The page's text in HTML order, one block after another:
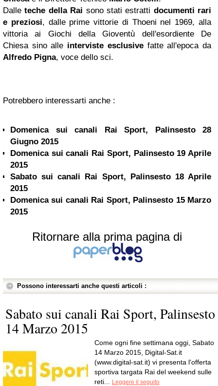
Dalleteche della Rai sono stati estratti documenti rari
e preziosi, dalle prime vittorie di Thoeni nel 1969, alla
vittoria ai Giochi della Gioventù dell'esordiente De
Chiesa sino alle interviste esclusivefatte all'epoca da
Alfredo Pigna, voce dello sci.
Potrebbero interessarti anche :
Domenica sui canali Rai Sport, Palinsesto 28
Giugno 2015
Domenica sui canali Rai Sport, Palinsesto 19 Aprile
2015
Sabato sui canali Rai Sport, Palinsesto 18 Aprile
2015
Domenica sui canali Rai Sport, Palinsesto 15 Marzo
2015
Ritornare alla prima pagina di
Possono interessarti anche questi articoli :
Sabato sui canali Rai Sport, Palinsesto
14 Marzo 2015
Come ogni fine settimana oggi, Sabato
14 Marzo 2015, Digital-Sat.it
(www.digital-sat.it) vi presenta l'offerta
sportiva targata Rai del weekend sulle
reti...
Leggere il seguito